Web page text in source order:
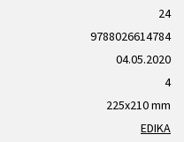
24
9788026614784
04.05.2020
4
225x210 mm
EDIKA